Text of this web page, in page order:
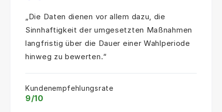
„Die Daten dienen vor allem dazu, die
Sinnhaftigkeit der umgesetzten Maßnahmen
langfristig über die Dauer einer Wahlperiode
hinweg zu bewerten.“
Kundenempfehlungsrate
9/10